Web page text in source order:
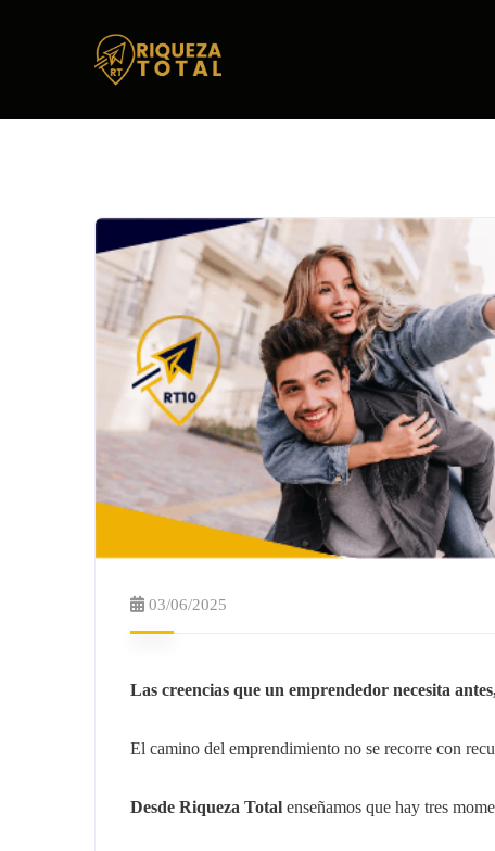
03/06/2025
Las creencias que un emprendedor necesita
El camino del emprendimiento no se recorre con
Desde Riqueza Total enseñamos que hay tres